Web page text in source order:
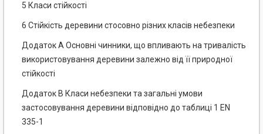
5 Класи стійкості
6 Стійкість деревини стосовно різних класів небезпеки
Додаток А Основні чинники, що впливають на тривалість
використовування деревини залежно від її природної
стійкості
Додаток В Класи небезпеки та загальні умови
застосовування деревини відповідно до таблиці 1 EN
335-1